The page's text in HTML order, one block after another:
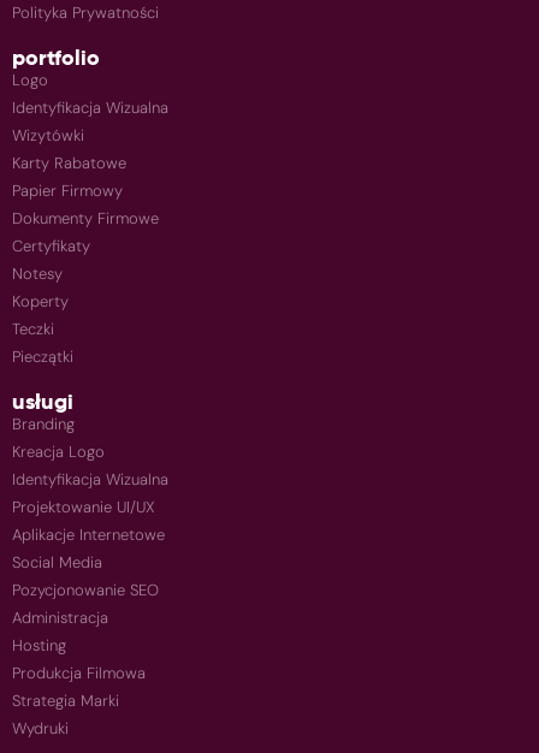
Polityka Prywatności
portfolio
Logo
Identyfikacja Wizualna
Wizytówki
Karty Rabatowe
Papier Firmowy
Dokumenty Firmowe
Certyfikaty
Notesy
Koperty
Teczki
Pieczątki
usługi
Branding
Kreacja Logo
Identyfikacja Wizualna
Projektowanie UI/UX
Aplikacje Internetowe
Social Media
Pozycjonowanie SEO
Administracja
Hosting
Produkcja Filmowa
Strategia Marki
Wydruki